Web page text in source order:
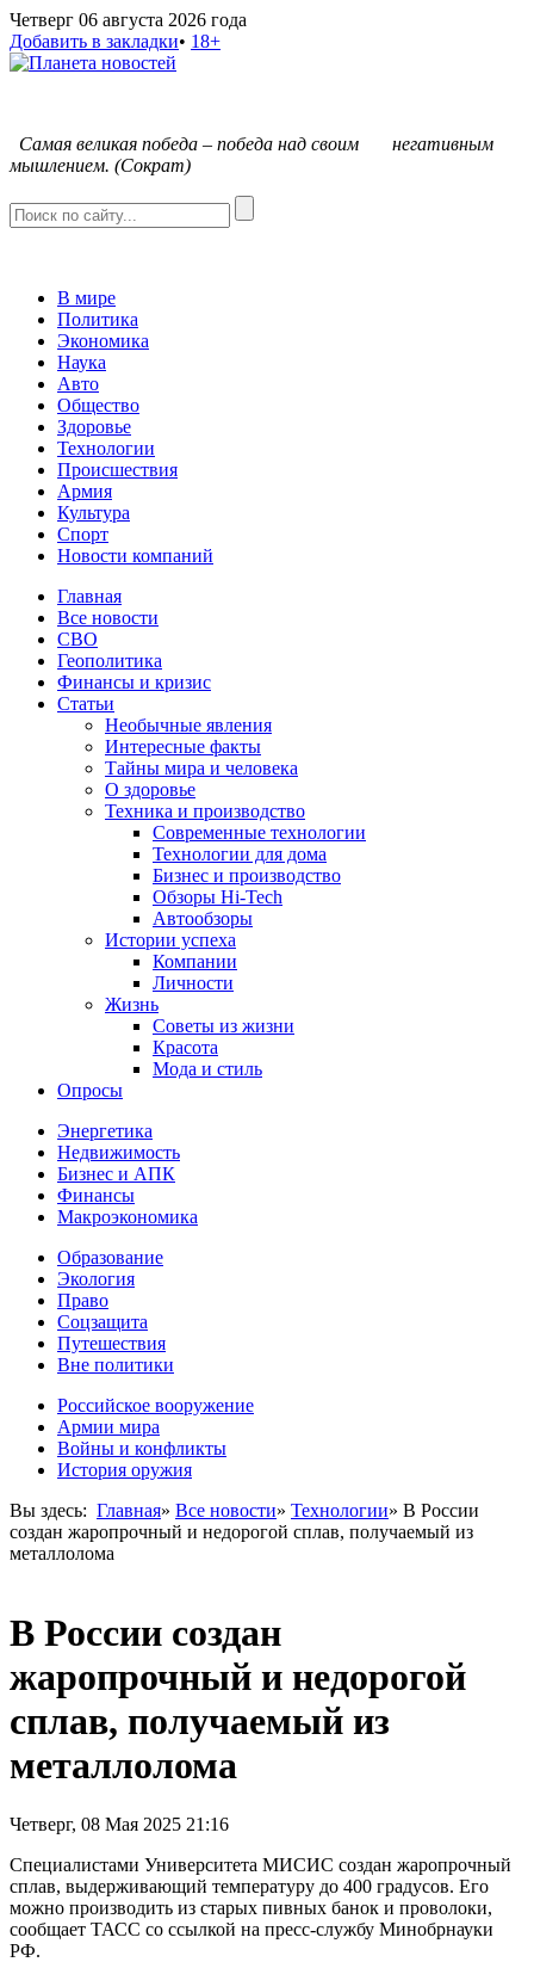
Четверг 06 августа 2026 года
Добавить в закладки• 18+
Самая великая победа – победа над своим негативным
мышлением. (Сократ)
В мире
Политика
Экономика
Наука
Авто
Общество
Здоровье
Технологии
Происшествия
Армия
Культура
Спорт
Новости компаний
Главная
Все новости
СВО
Геополитика
Финансы и кризис
Статьи
Необычные явления
Интересные факты
Тайны мира и человека
О здоровье
Техника и производство
Современные технологии
Технологии для дома
Бизнес и производство
Обзоры Hi-Tech
Автообзоры
Истории успеха
Компании
Личности
Жизнь
Советы из жизни
Красота
Мода и стиль
Опросы
Энергетика
Недвижимость
Бизнес и АПК
Финансы
Макроэкономика
Образование
Экология
Право
Соцзащита
Путешествия
Вне политики
Российское вооружение
Армии мира
Войны и конфликты
История оружия
Вы здесь: Главная» Все новости» Технологии» В России
создан жаропрочный и недорогой сплав, получаемый из
металлолома
В России создан
жаропрочный и недорогой
сплав, получаемый из
металлолома
Четверг, 08 Мая 2025 21:16
Специалистами Университета МИСИС создан жаропрочный
сплав, выдерживающий температуру до 400 градусов. Его
можно производить из старых пивных банок и проволоки,
сообщает ТАСС со ссылкой на пресс-службу Минобрнауки
РФ.